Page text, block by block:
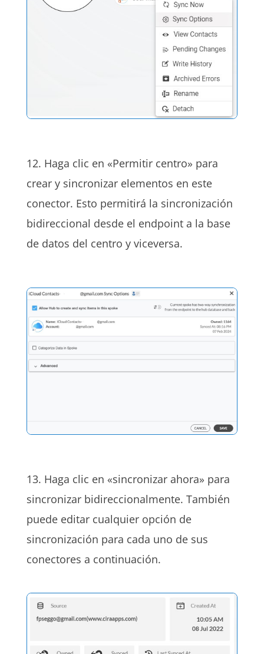
12. Haga clic en «Permitir centro» para
crear y sincronizar elementos en este
conector. Esto permitirá la sincronización
bidireccional desde el endpoint a la base
de datos del centro y viceversa.
13. Haga clic en «sincronizar ahora» para
sincronizar bidireccionalmente. También
puede editar cualquier opción de
sincronización para cada uno de sus
conectores a continuación.